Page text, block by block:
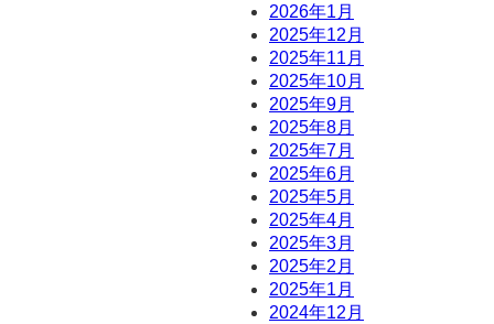
2026年1月
2025年12月
2025年11月
2025年10月
2025年9月
2025年8月
2025年7月
2025年6月
2025年5月
2025年4月
2025年3月
2025年2月
2025年1月
2024年12月